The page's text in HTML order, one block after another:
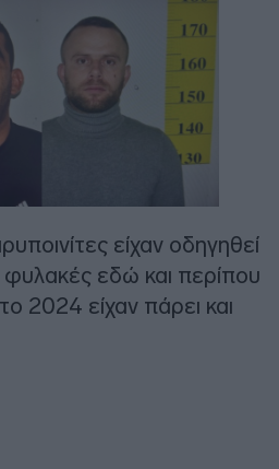
είχαν οδηγηθεί
φυλακές εδώ και περίπου
2024 είχαν πάρει και